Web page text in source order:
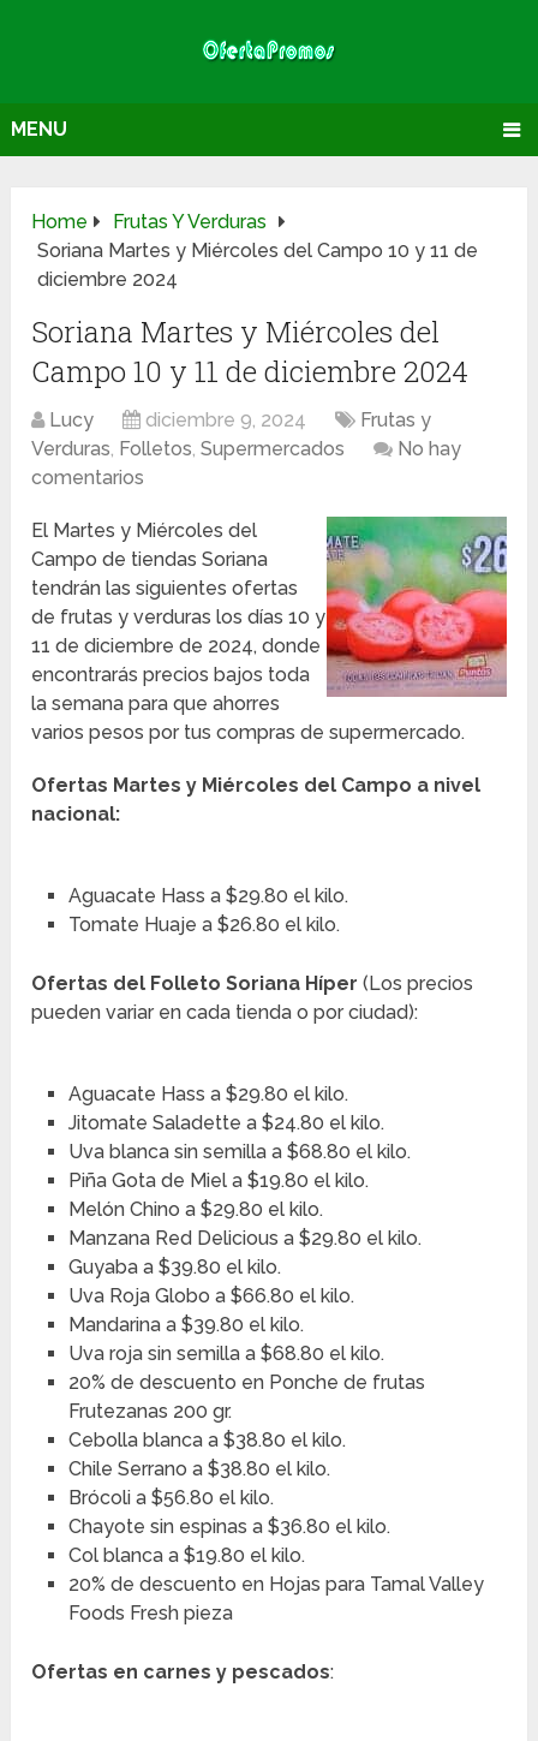
MENU
Home
Frutas Y Verduras
Soriana Martes y Miércoles del Campo 10 y 11 de
diciembre 2024
Soriana Martes y Miércoles del
Campo 10 y 11 de diciembre 2024
Lucy diciembre 9, 2024
Frutas y
Verduras, Folletos,Supermercados
No hay
comentarios
El Martes y Miércoles del
Campo de tiendas Soriana
tendrán las siguientes ofertas
de frutas y verduras los días 10 y
11 de diciembre de 2024, donde
encontrarás precios bajos toda
la semana para que ahorres
varios pesos por tus compras de supermercado.
Ofertas Martes y Miércoles del Campo a nivel
nacional:
Aguacate Hass a $29.80 el kilo.
Tomate Huaje a $26.80 el kilo.
Ofertas del Folleto Soriana Híper(Los precios
pueden variar en cada tienda o por ciudad):
Aguacate Hass a $29.80 el kilo.
Jitomate Saladette a $24.80 el kilo.
Uva blanca sin semilla a $68.80 el kilo.
Piña Gota de Miel a $19.80 el kilo.
Melón Chino a $29.80 el kilo.
Manzana Red Delicious a $29.80 el kilo.
Guyaba a $39.80 el kilo.
Uva Roja Globo a $66.80 el kilo.
Mandarina a $39.80 el kilo.
Uva roja sin semilla a $68.80 el kilo.
20% de descuento en Ponche de frutas
Frutezanas 200 gr.
Cebolla blanca a $38.80 el kilo.
Chile Serrano a $38.80 el kilo.
Brócoli a $56.80 el kilo.
Chayote sin espinas a $36.80 el kilo.
Col blanca a $19.80 el kilo.
20% de descuento en Hojas para Tamal Valley
Foods Fresh pieza
Ofertas en carnes y pescados: